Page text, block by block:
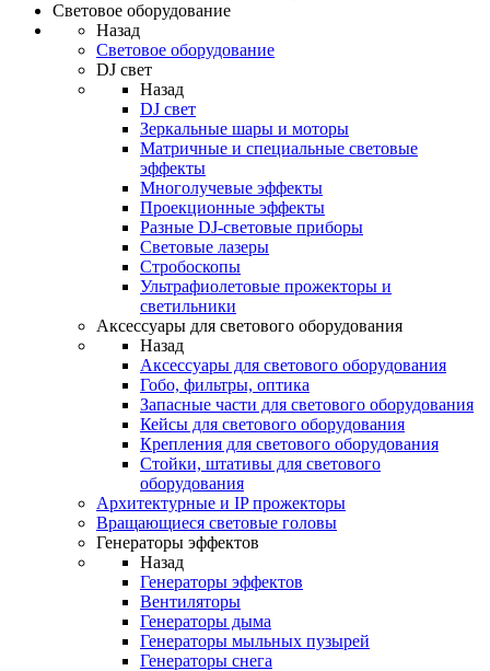
Световое оборудование
Назад
Световое оборудование
DJ свет
Назад
DJ свет
Зеркальные шары и моторы
Матричные и специальные световые
эффекты
Многолучевые эффекты
Проекционные эффекты
Разные DJ-световые приборы
Световые лазеры
Стробоскопы
Ультрафиолетовые прожекторы и
светильники
Аксессуары для светового оборудования
Назад
Аксессуары для светового оборудования
Гобо, фильтры, оптика
Запасные части для светового оборудования
Кейсы для светового оборудования
Крепления для светового оборудования
Стойки, штативы для светового
оборудования
Архитектурные и IP прожекторы
Вращающиеся световые головы
Генераторы эффектов
Назад
Генераторы эффектов
Вентиляторы
Генераторы дыма
Генераторы мыльных пузырей
Генераторы снега